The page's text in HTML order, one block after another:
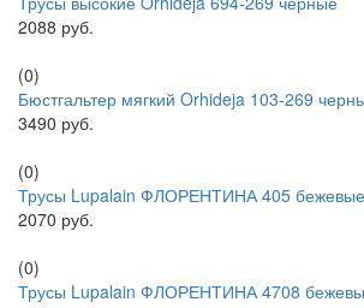
2088 руб.
(0)
Бюстгальтер мягкий Orhideja 103-269
3490 руб.
(0)
Трусы Lupalain ФЛОРЕНТИНА 405 бежевые
2070 руб.
(0)
Трусы Lupalain ФЛОРЕНТИНА 4708